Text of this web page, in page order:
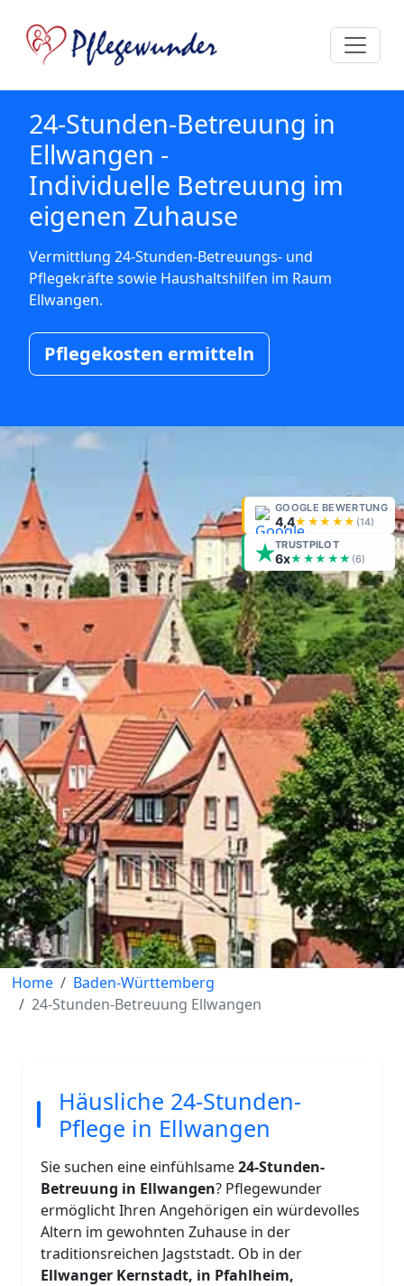
GOOGLE BEWERTUNG
4,4★★★★★ (14)
TRUSTPILOT
6x★★★★★ (6)
24-Stunden-Betreuung in
Ellwangen -
Individuelle Betreuung im
eigenen Zuhause
Vermittlung 24-Stunden-Betreuungs- und
Pflegekräfte sowie Haushaltshilfen im Raum
Ellwangen.
Pflegekosten ermitteln
Home
Baden-Württemberg
24-Stunden-Betreuung Ellwangen
Häusliche 24-Stunden-
Pflege in Ellwangen
Sie suchen eine einfühlsame24-Stunden-
Betreuung in Ellwangen? Pflegewunder
ermöglicht Ihren Angehörigen ein würdevolles
Altern im gewohnten Zuhause in der
traditionsreichen Jagststadt. Ob in der
Ellwanger Kernstadt, in Pfahlheim,